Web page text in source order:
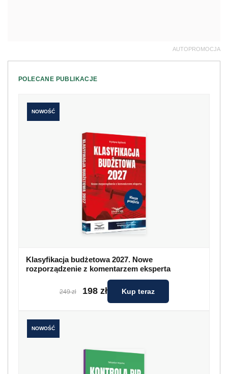
AUTOPROMOCJA
POLECANE PUBLIKACJE
NOWOŚĆ
Klasyfikacja budżetowa 2027. Nowe
rozporządzenie z komentarzem eksperta
249 zł 198 zł Kup teraz
NOWOŚĆ